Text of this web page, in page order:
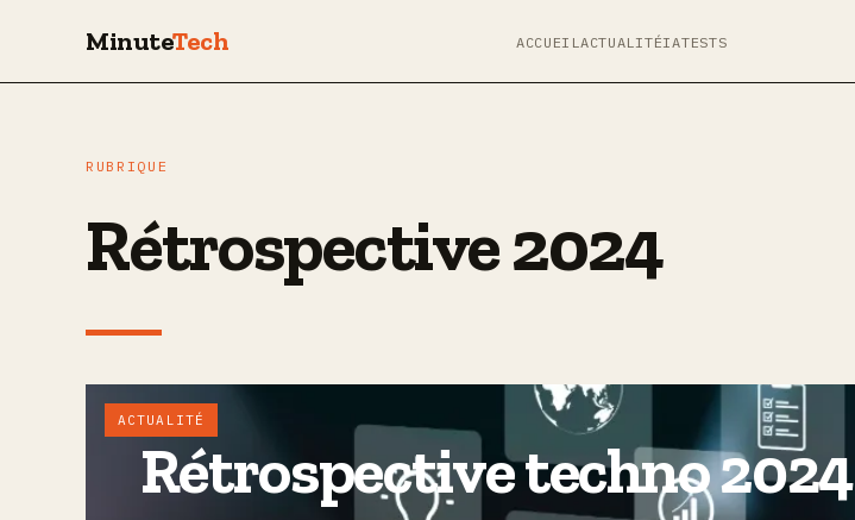
MinuteTech ACCUEILACTUALITÉIATESTS
RUBRIQUE
Rétrospective 2024
ACTUALITÉ
Rétrospective techno 2024